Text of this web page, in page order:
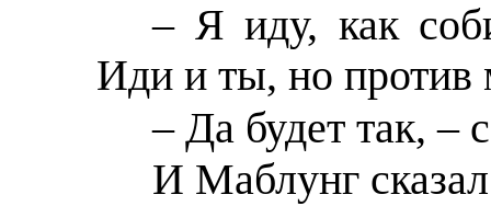
– Я иду, как
Иди и ты, но против
– Да будет так, –
И Маблунг